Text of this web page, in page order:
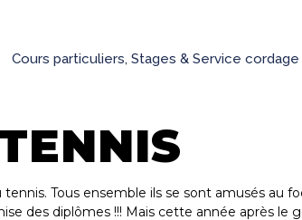
Cours particuliers, Stages & Service cordage
Tous ensemble ils se sont amusés au
des diplômes !!! Mais cette année après le